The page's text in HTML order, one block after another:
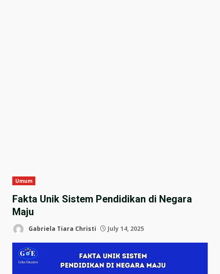
Umum
Fakta Unik Sistem Pendidikan di Negara
Maju
Gabriela Tiara Christi July 14, 2025